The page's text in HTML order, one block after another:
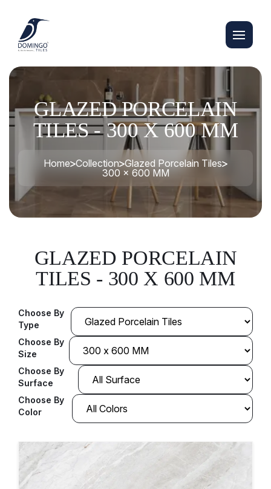
GLAZED PORCELAIN
TILES - 300 X 600 MM
Home Collection Glazed Porcelain Tiles
300 x 600 MM
GLAZED PORCELAIN
TILES - 300 X 600 MM
Choose By
Type
Choose By
Size
Choose By
Surface
Choose By
Color